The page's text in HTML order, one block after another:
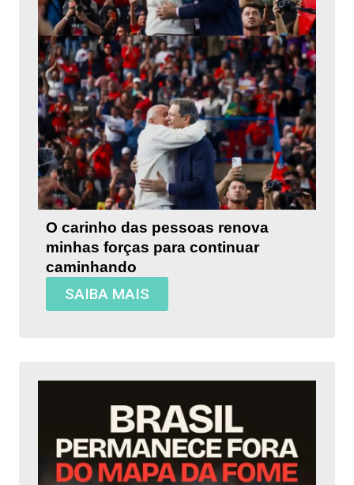
O carinho das pessoas renova
minhas forças para continuar
caminhando
SAIBA MAIS